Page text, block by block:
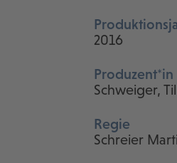
2016
Produzent*in
Schweiger,
Regie
Schreier